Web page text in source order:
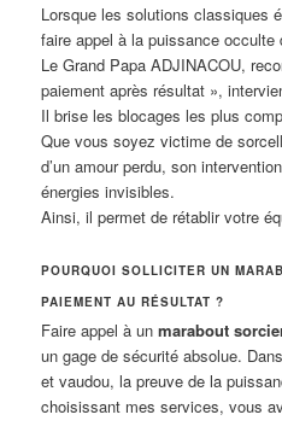
Lorsque les solutions classiques
faire appel à la puissance occulte
Le Grand Papa ADJINACOU,
paiement après résultat »,
Il brise les blocages les plus
Que vous soyez victime de
d’un amour perdu, son
énergies invisibles.
Ainsi, il permet de rétablir votre
POURQUOI SOLLICITER UN
PAIEMENT AU RÉSULTAT ?
Faire appel à unmarabout
un gage de sécurité absolue.
et vaudou, la preuve de la
choisissant mes services, vous